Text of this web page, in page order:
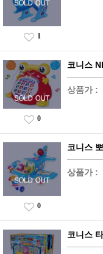
1
코니스
상품가 :
0
코니스
상품가 :
0
코니스